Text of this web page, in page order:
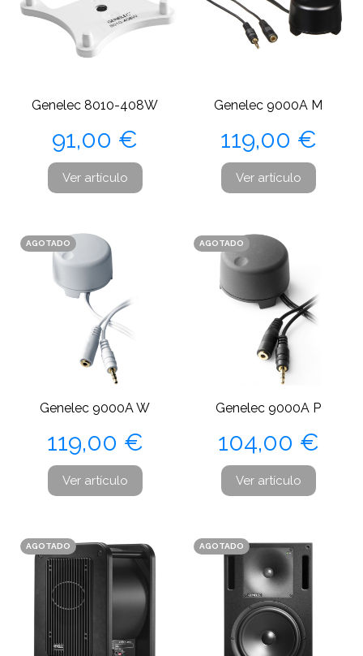
Genelec 8010-408W
Precio
91,00 €
Ver artículo
Genelec 9000A M
Precio
119,00 €
Ver artículo
AGOTADO
Genelec 9000A W
Precio
119,00 €
Ver artículo
AGOTADO
Genelec 9000A P
Precio
104,00 €
Ver artículo
AGOTADO AGOTADO